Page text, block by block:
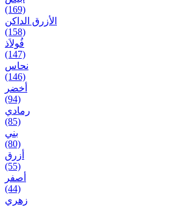
(169)
الأزرق الداكن
(158)
فُولاَذ
(147)
نحاس
(146)
أخضر
(94)
رمادي
(85)
بني
(80)
أزرق
(55)
أصفر
(44)
زهري